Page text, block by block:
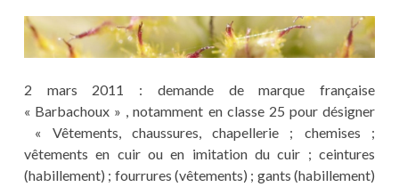
2 mars 2011 : demande de marque française
« Barbachoux » , notamment en classe 25 pour désigner
« Vêtements, chaussures, chapellerie ; chemises ;
vêtements en cuir ou en imitation du cuir ; ceintures
(habillement) ; fourrures (vêtements) ; gants (habillement)